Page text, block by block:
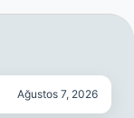
Ağustos 7, 2026